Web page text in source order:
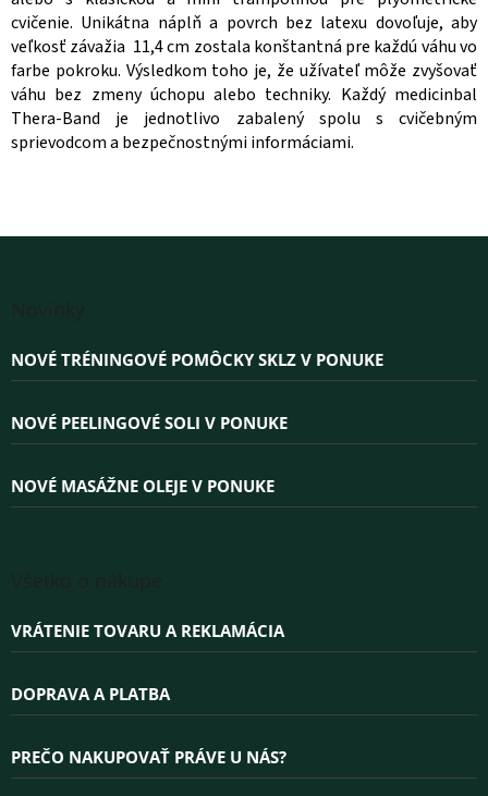
cvičenie. Unikátna náplň a povrch bez latexu dovoľuje, aby
veľkosť závažia 11,4 cm zostala konštantná pre každú váhu vo
farbe pokroku. Výsledkom toho je, že užívateľ môže zvyšovať
váhu bez zmeny úchopu alebo techniky. Každý medicinbal
Thera-Band je jednotlivo zabalený spolu s cvičebným
sprievodcom a bezpečnostnými informáciami.
NOVÉ TRÉNINGOVÉ POMÔCKY SKLZ V PONUKE
NOVÉ PEELINGOVÉ SOLI V PONUKE
NOVÉ MASÁŽNE OLEJE V PONUKE
VRÁTENIE TOVARU A REKLAMÁCIA
DOPRAVA A PLATBA
PREČO NAKUPOVAŤ PRÁVE U NÁS?